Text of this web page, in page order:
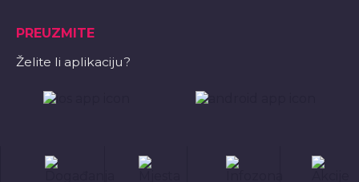
PREUZMITE
Želite li aplikaciju?